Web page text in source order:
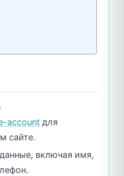
account для
сайте.
включая имя,